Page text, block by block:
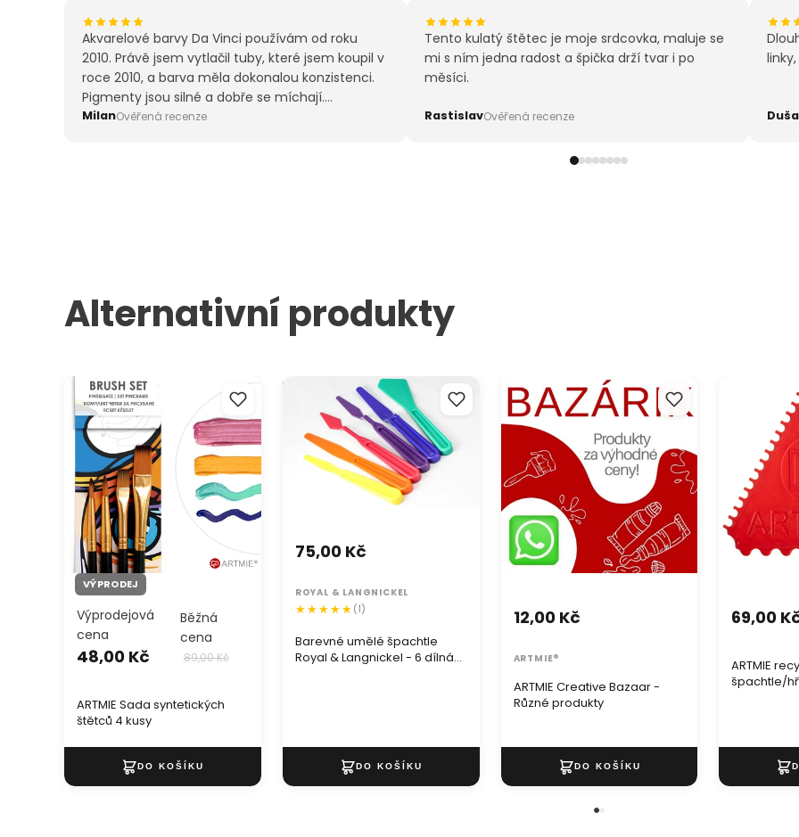
Akvarelové barvy Da Vinci používám od roku
2010. Právě jsem vytlačil tuby, které jsem koupil v
roce 2010, a barva měla dokonalou konzistenci.
Pigmenty jsou silné a dobře se míchají.
Vychutnávám si quinakridonové barvy. Tuby 37
MilanOvěřená recenze
Tento kulatý štětec je moje srdcovka, maluje se
mi s ním jedna radost a špička drží tvar i po
měsíci.
RastislavOvěřená recenze
Alternativní produkty
ARTMIE Sada syntetických
štětců 4 kusy
VÝPRODEJ
ARTMIE Sada syntetických
štětců 4 kusy
Výprodejová
cena
48,00 Kč
Běžná
cena
89,00 Kč
Barevné umělé špachtle Royal
& Langnickel - 6 dílná sada
Barevné umělé špachtle
Royal & Langnickel - 6 dílná
75,00 Kč
ROYAL & LANGNICKEL
(1)
ARTMIE Creative Bazaar -
Různé produkty
ARTMIE Creative Bazaar -
Různé produkty
12,00 Kč
ARTMIE®
špachtle/
ARTMIE
špachtle/
69,00